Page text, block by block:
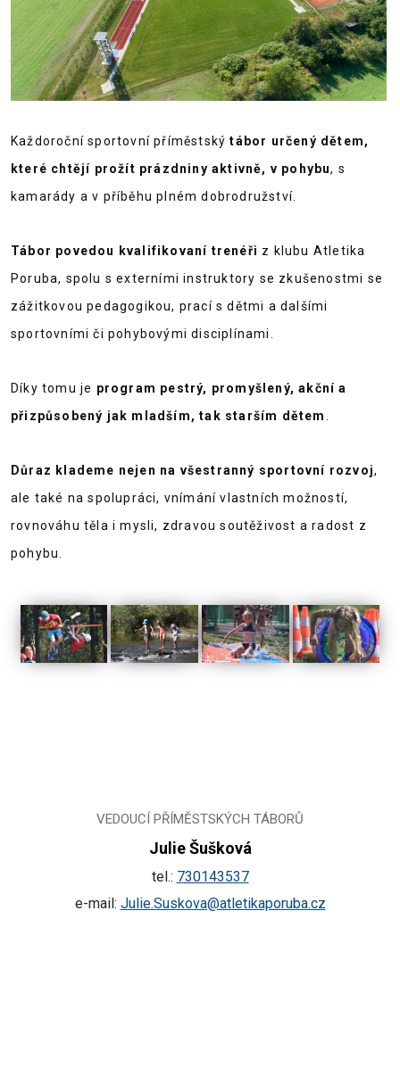
Každoroční sportovní příměstskýtábor určený dětem,
které chtějí prožít prázdniny aktivně, v pohybu, s
kamarády a v příběhu plném dobrodružství.
Tábor povedou kvalifikovaní trenéři z klubu Atletika
Poruba, spolu s externími instruktory se zkušenostmi se
zážitkovou pedagogikou, prací s dětmi a dalšími
sportovními či pohybovými disciplínami.
Díky tomu je program pestrý, promyšlený, akční a
přizpůsobený jak mladším, tak starším dětem.
Důraz klademe nejen na všestranný sportovní rozvoj,
ale také na spolupráci, vnímání vlastních možností,
rovnováhu těla i mysli, zdravou soutěživost a radost z
pohybu.
VEDOUCÍ PŘÍMĚSTSKÝCH TÁBORŮ
Julie Šušková
tel.: 730143537
e-mail: Julie.Suskova@atletikaporuba.cz